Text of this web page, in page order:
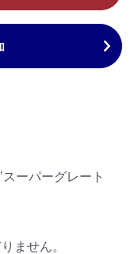
ーパーグレート
ません。